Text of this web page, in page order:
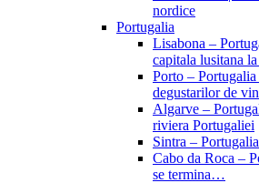
nordice
Portugalia
Lisabona –
capitala lusitana la
Porto –
degustarilor de
Algarve –
riviera Portugaliei
Sintra –
Cabo da Roca –
se termina…